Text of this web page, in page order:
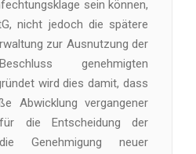
sein können,
nicht jedoch die spätere
zur Ausnutzung der
genehmigten
wird dies damit, dass
Abwicklung vergangener
für die Entscheidung der
Genehmigung neuer